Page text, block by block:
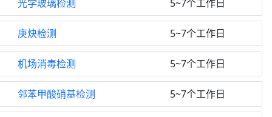
光学玻璃检测 5~7个工作日
庚炔检测 5~7个工作日
机场消毒检测 5~7个工作日
邻苯甲酸硝基检测 5~7个工作日